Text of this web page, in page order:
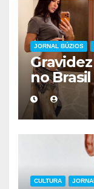
JORNAL BÚZIOS
no
mais
CULTURA